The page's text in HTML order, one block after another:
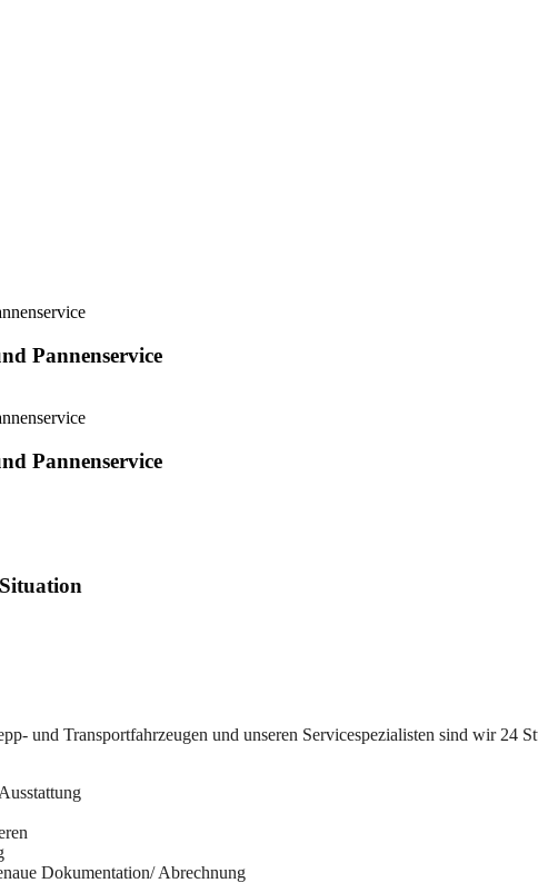
Pannenservice
Pannenservice
und Transportfahrzeugen und unseren Servicespezialisten sind wir
Dokumentation/ Abrechnung